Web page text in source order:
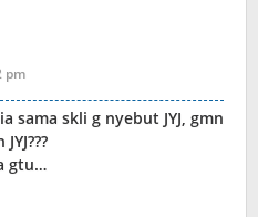
pm
sama skli g nyebut JYJ, gmn
gtu…